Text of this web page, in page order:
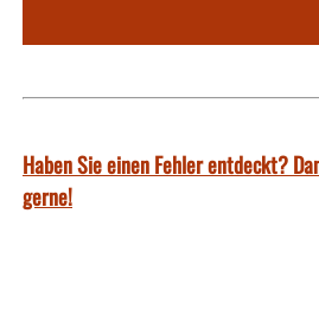
Haben Sie einen Fehler entdeckt?
gerne!